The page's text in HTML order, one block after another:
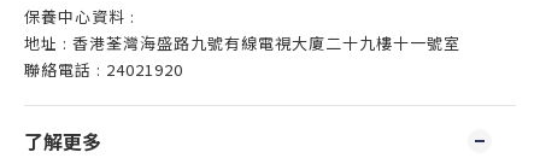
保養中心資料 :
地址 : 香港荃灣海盛路九號有線電視大廈二十九樓十一號室
聯絡電話 : 24021920
了解更多